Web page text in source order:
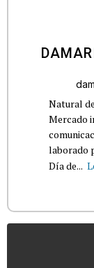
Natural
Mercado
laborado
Día de...